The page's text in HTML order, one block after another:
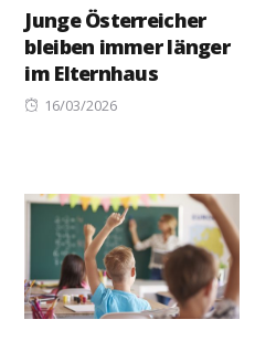
Junge Österreicher
bleiben immer länger
im Elternhaus
Posted
16/03/2026